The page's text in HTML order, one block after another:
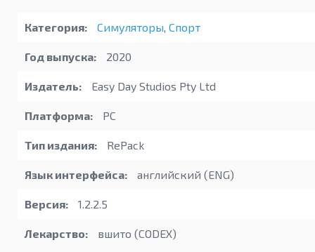
Категория: Симуляторы, Спорт
Год выпуска: 2020
Издатель: Easy Day Studios Pty Ltd
Платформа: PC
Тип издания: RePack
Язык интерфейса: английский (ENG)
Версия: 1.2.2.5
Лекарство: вшито (CODEX)